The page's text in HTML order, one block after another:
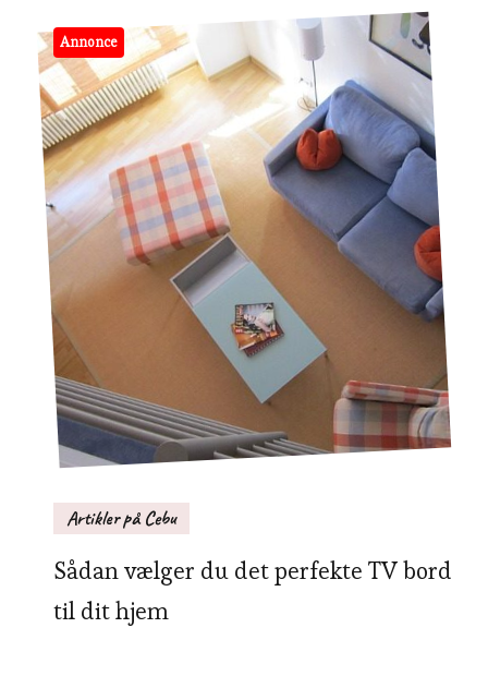
Annonce
Artikler på Cebu
Sådan vælger du det perfekte TV bord
til dit hjem